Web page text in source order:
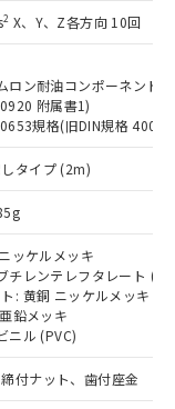
2 X、Y、Z各方向 10回
ロン耐油コンポーネント
附属書1)
規格(旧DIN規格
タイプ (2m)
ッケルメッキ
チレンテレフタレート
: 黄銅 ニッケルメッキ
鉛メッキ
ニル (PVC)
付ナット、歯付座金
あり、閲
および標
ことをご
格はお客
担当のオ
販売員に
社販売拠
」をご確認
を当社の
または開
作成サー
、I-Web
る必要が
以下、 カド
ビフェニル
ルエーテル類
チルヘキシ
タル酸ブチ
酸ジブチル
ブチル
器に対する
を超える意
り、予定
Cd(カドミウ
臭化ビフェ
ェニルエーテ
フタル酸ジ
チルベンジ
べてが基
て有害物
な影響を
は、日本
務取引許
続きを
合は、完
出されな
。
ミサイ
はその他
等に一切
販売する
内容を当
当社は、
係者が違
合は、取
庫あり
につ
先、ま
ン制御
にご確
状況の
種